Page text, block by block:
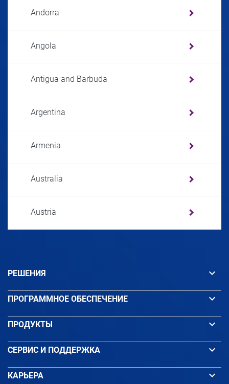
Andorra
Angola
Antigua and Barbuda
Argentina
Armenia
Australia
Austria
Bahamas
Bangladesh
Barbados
РЕШЕНИЯ keyboard_arrow_down
ПРОГРАММНОЕ ОБЕСПЕЧЕНИЕ keyboard_arrow_down
ПРОДУКТЫ keyboard_arrow_down
СЕРВИС И ПОДДЕРЖКА keyboard_arrow_down
КАРЬЕРА keyboard_arrow_down